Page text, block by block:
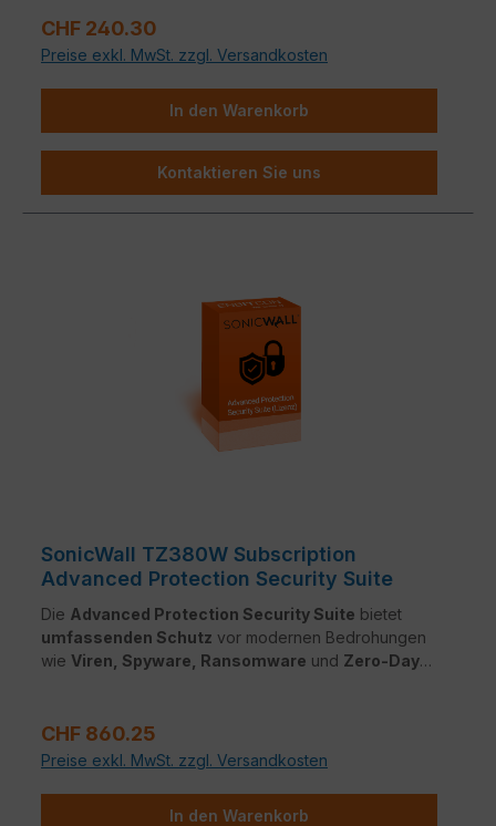
Umgebung geprüft, um Angriffe
Regulärer Preis:
CHF 240.30
Preise exkl. MwSt. zzgl. Versandkosten
In den Warenkorb
Kontaktieren Sie uns
SonicWall TZ380W Subscription
Advanced Protection Security Suite
Die Advanced Protection Security Suite bietet
umfassenden Schutz vor modernen Bedrohungen
wie Viren, Spyware, Ransomware und Zero-Day-
Content Filtering
ganzheitliche Netzwerksicherheit.
Regulärer Preis:
CHF 860.25
Preise exkl. MwSt. zzgl. Versandkosten
In den Warenkorb